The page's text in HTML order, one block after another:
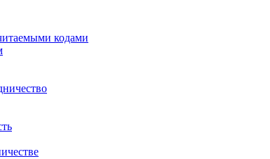
кодами